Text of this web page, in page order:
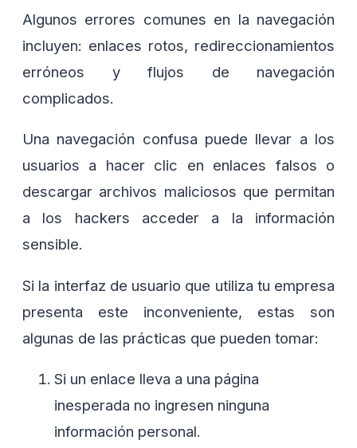
Algunos errores comunes en la navegación
incluyen: enlaces rotos, redireccionamientos
erróneos y flujos de navegación
complicados.
Una navegación confusa puede llevar a los
usuarios a hacer clic en enlaces falsos o
descargar archivos maliciosos que permitan
a los hackers acceder a la información
sensible.
Si la interfaz de usuario que utiliza tu empresa
presenta este inconveniente, estas son
algunas de las prácticas que pueden tomar:
Si un enlace lleva a una página
inesperada no ingresen ninguna
información personal.